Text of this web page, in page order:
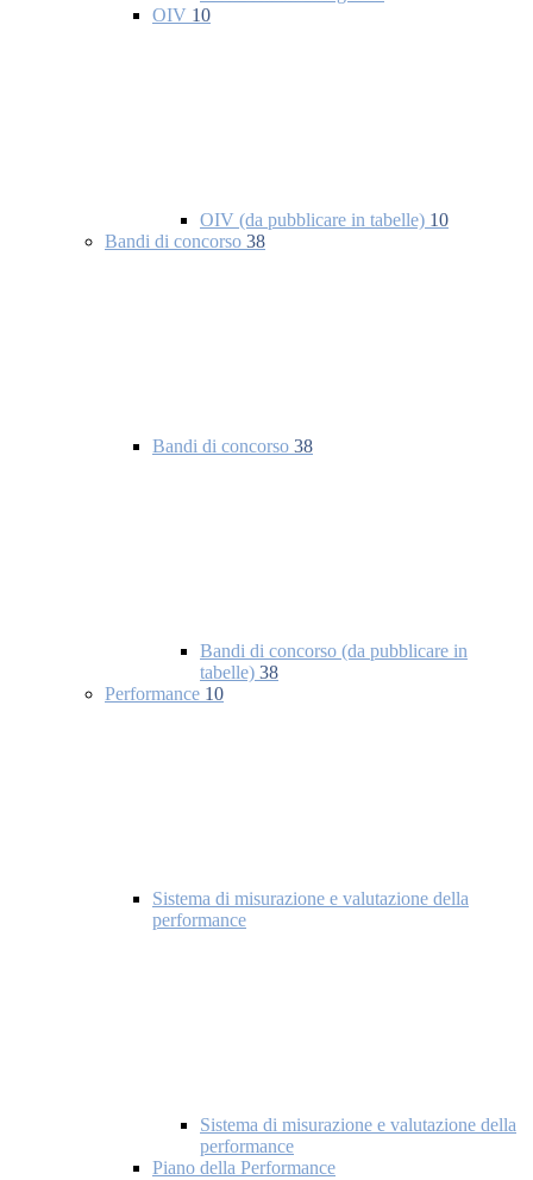
OIV 10
OIV (da pubblicare in tabelle) 10
Bandi di concorso 38
Bandi di concorso 38
Bandi di concorso (da pubblicare in
tabelle) 38
Performance 10
Sistema di misurazione e valutazione della
performance
Sistema di misurazione e valutazione della
performance
Piano della Performance